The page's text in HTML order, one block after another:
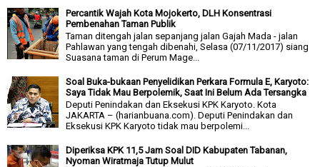
Percantik Wajah Kota Mojokerto, DLH Konsentrasi
Pembenahan Taman Publik
Taman ditengah jalan sepanjang jalan Gajah Mada - jalan
Pahlawan yang tengah dibenahi, Selasa (07/11/2017) siang
Suasana taman di Perum Mage...
Soal Buka-bukaan Penyelidikan Perkara Formula E, Karyoto:
Saya Tidak Mau Berpolemik, Saat Ini Belum Ada Tersangka
Deputi Penindakan dan Eksekusi KPK Karyoto. Kota
JAKARTA – (harianbuana.com). Deputi Penindakan dan
Eksekusi KPK Karyoto tidak mau berpolemi...
Diperiksa KPK 11,5 Jam Soal DID Kabupaten Tabanan,
Nyoman Wiratmaja Tutup Mulut